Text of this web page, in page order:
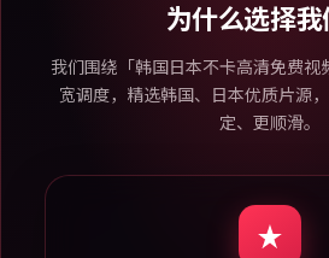
为什么选择我
我们围绕「韩国日本不卡高清免费视
宽调度，精选韩国、日本优质片源
定、更顺滑。